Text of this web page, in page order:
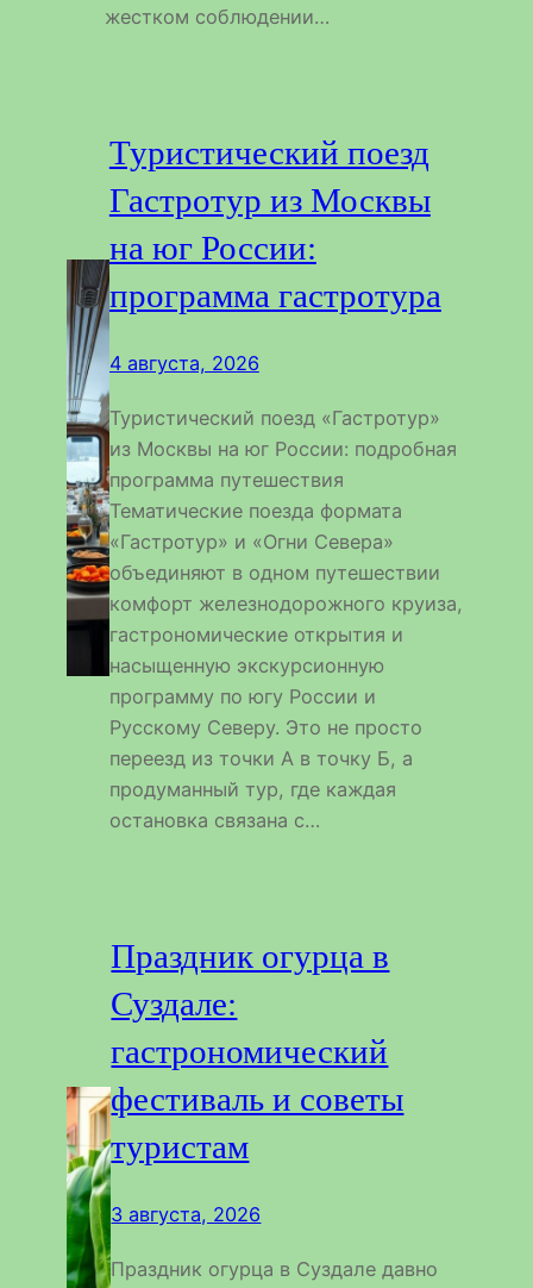
жестком соблюдении…
Туристический поезд
Гастротур из Москвы
на юг России:
программа гастротура
4 августа, 2026
Туристический поезд «Гастротур»
из Москвы на юг России: подробная
программа путешествия
Тематические поезда формата
«Гастротур» и «Огни Севера»
объединяют в одном путешествии
комфорт железнодорожного круиза,
гастрономические открытия и
насыщенную экскурсионную
программу по югу России и
Русскому Северу. Это не просто
переезд из точки А в точку Б, а
продуманный тур, где каждая
остановка связана с…
Праздник огурца в
Суздале:
гастрономический
фестиваль и советы
туристам
3 августа, 2026
Праздник огурца в Суздале давно